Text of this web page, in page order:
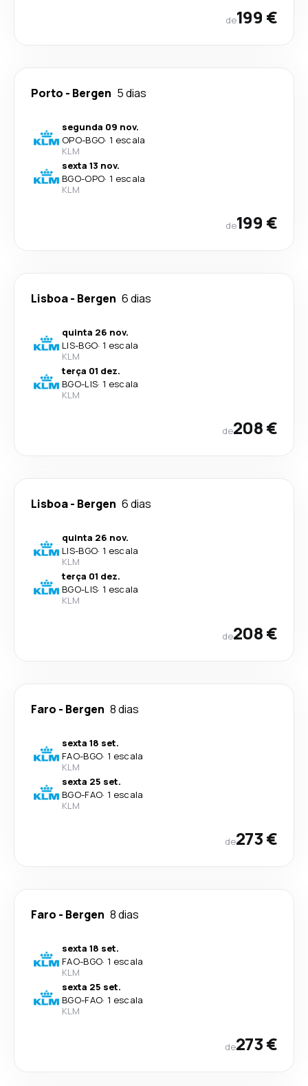
de199 €
Porto - Bergen 5 dias
segunda 09 nov.
OPO-BGO· 1 escala
KLM
sexta 13 nov.
BGO-OPO· 1 escala
KLM
de199 €
Lisboa- Bergen 6 dias
quinta 26 nov.
LIS-BGO· 1 escala
KLM
terça 01 dez.
BGO-LIS· 1 escala
KLM
de208 €
Lisboa- Bergen 6 dias
quinta 26 nov.
LIS-BGO· 1 escala
KLM
terça 01 dez.
BGO-LIS· 1 escala
KLM
de208 €
Faro - Bergen 8 dias
sexta 18 set.
FAO-BGO· 1 escala
KLM
sexta 25 set.
BGO-FAO· 1 escala
KLM
de273 €
Faro - Bergen 8 dias
sexta 18 set.
FAO-BGO· 1 escala
KLM
sexta 25 set.
BGO-FAO· 1 escala
KLM
de273 €